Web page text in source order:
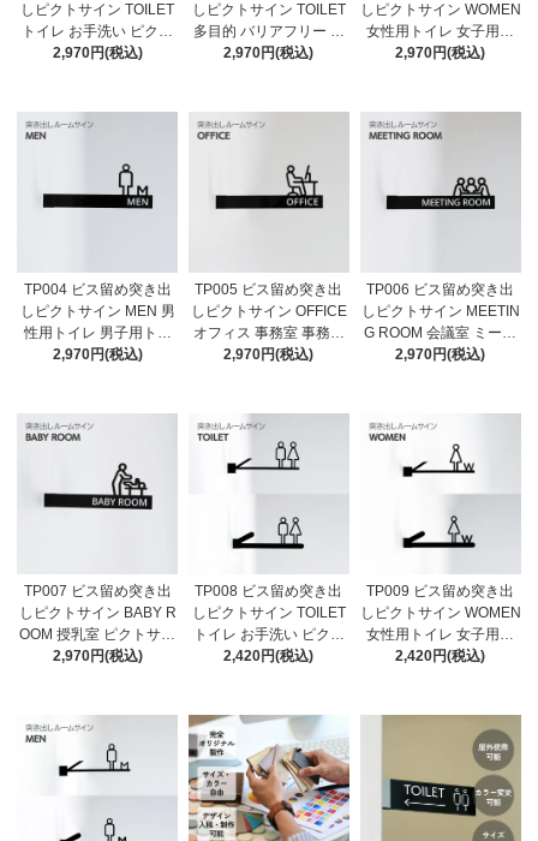
しピクトサイン TOILET
トイレ お手洗い ピクト
サイン+文字 両面文字あ
ン 表札 室札 切り文字 ブ
ラケット 釘留め
2,970円(税込)
しピクトサイン TOILET
多目的 バリアフリー ト
イレ お手洗い ピクトサ
ン サイン 表札 室札 切り
文字 ブラケット
2,970円(税込)
しピクトサイン WOMEN
女性用トイレ 女子用ト
イレ トイレ お手洗い ピ
アプレート サイン 表札
切り文字 ブラケット
2,970円(税込)
TP004 ビス留め突き出
しピクトサイン MEN 男
性用トイレ 男子用トイ
レ お手洗い ピクトサイ
ドアプレート サイン 切
り文字 ブラケット
2,970円(税込)
TP005 ビス留め突き出
しピクトサイン OFFICE
オフィス 事務室 事務所
ピクトサイン+文字 両面
ト サイン 表札 室札 切り
文字 ブラケット
2,970円(税込)
TP006 ビス留め突き出
しピクトサイン MEETIN
G ROOM 会議室 ミーテ
ィング室 会社 ピクトサ
ン 表札 室札 切り文字 お
しゃれ ブラケット
2,970円(税込)
TP007 ビス留め突き出
しピクトサイン BABY R
OOM 授乳室 ピクトサイ
ン+文字 両面文字あり ル
ート サイン 表札 室札 切
り文字 ブラケット
2,970円(税込)
TP008 ビス留め突き出
しピクトサイン TOILET
トイレ お手洗い ピクト
サインのみ 選べる2デザ
イン 表札 室札 切り文字
ブラケット
2,420円(税込)
TP009 ビス留め突き出
しピクトサイン WOMEN
女性用トイレ 女子用ト
イレ お手洗い ピクトサ
室札 切り文字 ブラケッ
2,420円(税込)